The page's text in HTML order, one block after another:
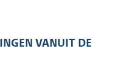
VANUIT DE